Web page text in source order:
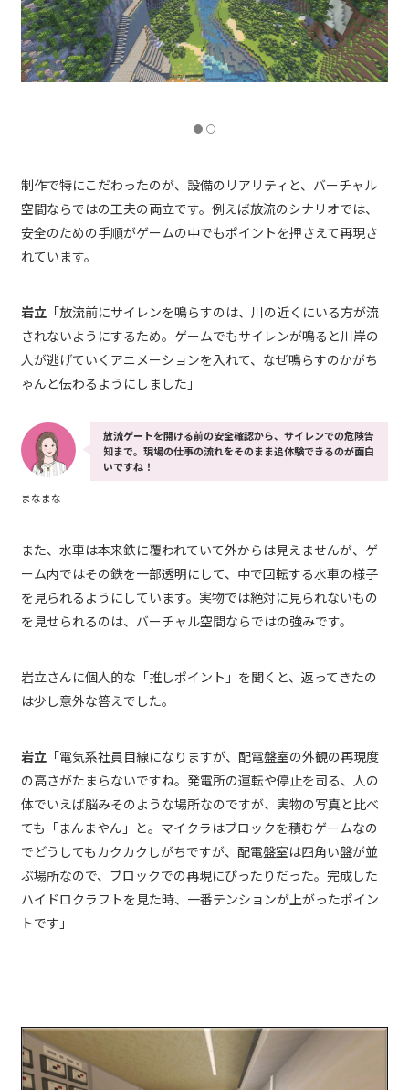
制作で特にこだわったのが、設備のリアリティと、バーチャル
空間ならではの工夫の両立です。例えば放流のシナリオでは、
安全のための手順がゲームの中でもポイントを押さえて再現さ
れています。
岩立 「放流前にサイレンを鳴らすのは、川の近くにいる方が流
されないようにするため。ゲームでもサイレンが鳴ると川岸の
人が逃げていくアニメーションを入れて、なぜ鳴らすのかがち
ゃんと伝わるようにしました」
まなまな
放流ゲートを開ける前の安全確認から、サイレンでの危険告
知まで。現場の仕事の流れをそのまま追体験できるのが面白
いですね！
また、水車は本来鉄に覆われていて外からは見えませんが、ゲ
ーム内ではその鉄を一部透明にして、中で回転する水車の様子
を見られるようにしています。実物では絶対に見られないもの
を見せられるのは、バーチャル空間ならではの強みです。
岩立さんに個人的な「推しポイント」を聞くと、返ってきたの
は少し意外な答えでした。
岩立 「電気系社員目線になりますが、配電盤室の外観の再現度
の高さがたまらないですね。発電所の運転や停止を司る、人の
体でいえば脳みそのような場所なのですが、実物の写真と比べ
ても「まんまやん」と。マイクラはブロックを積むゲームなの
でどうしてもカクカクしがちですが、配電盤室は四角い盤が並
ぶ場所なので、ブロックでの再現にぴったりだった。完成した
ハイドロクラフトを見た時、一番テンションが上がったポイン
トです」